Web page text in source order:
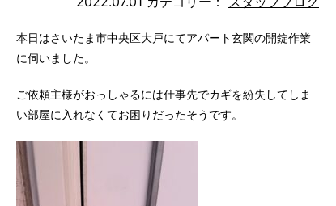
本日はさいたま市中央区大戸にてアパート玄関の開錠作業
に伺いました。
ご依頼主様がおっしゃるには仕事先でカギを紛失してしま
い部屋に入れなくてお困りだったそうです。